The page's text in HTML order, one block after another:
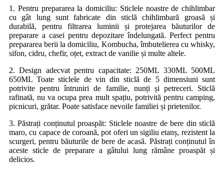
1. Pentru prepararea la domiciliu: Sticlele noastre de chihlimbar
cu gât lung sunt fabricate din sticlă chihlimbară groasă și
durabilă, pentru filtrarea luminii și protejarea băuturilor de
preparare a casei pentru depozitare îndelungată. Perfect pentru
prepararea berii la domiciliu, Kombucha, îmbutelierea cu whisky,
sifon, cidru, chefir, oțet, extract de vanilie și multe altele.
2. Design adecvat pentru capacitate: 250ML 330ML 500ML
650ML Toate sticlele de vin din sticlă de 5 dimensiuni sunt
potrivite pentru întruniri de familie, nunți și petreceri. Sticlă
rafinată, nu va ocupa prea mult spațiu, potrivită pentru camping,
picnicuri, grătar. Poate satisface nevoile familiei și prietenilor.
3. Păstrați conținutul proaspăt: Sticlele noastre de bere din sticlă
maro, cu capace de coroană, pot oferi un sigiliu etanș, rezistent la
scurgeri, pentru băuturile de bere de acasă. Păstrați conținutul în
aceste sticle de preparare a gâtului lung rămâne proaspăt și
delicios.